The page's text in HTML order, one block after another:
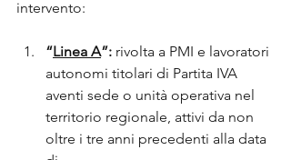
intervento:
“Linea A”: rivolta a PMI e lavoratori
autonomi titolari di Partita IVA
aventi sede o unità operativa nel
territorio regionale, attivi da non
oltre i tre anni precedenti alla data